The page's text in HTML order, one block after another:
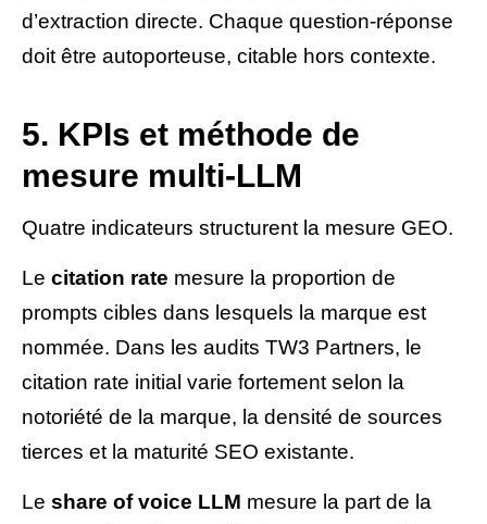
d’extraction directe. Chaque question-réponse
doit être autoporteuse, citable hors contexte.
5. KPIs et méthode de
mesure multi-LLM
Quatre indicateurs structurent la mesure GEO.
Le citation rate mesure la proportion de
prompts cibles dans lesquels la marque est
nommée. Dans les audits TW3 Partners, le
citation rate initial varie fortement selon la
notoriété de la marque, la densité de sources
tierces et la maturité SEO existante.
Le share of voice LLM mesure la part de la